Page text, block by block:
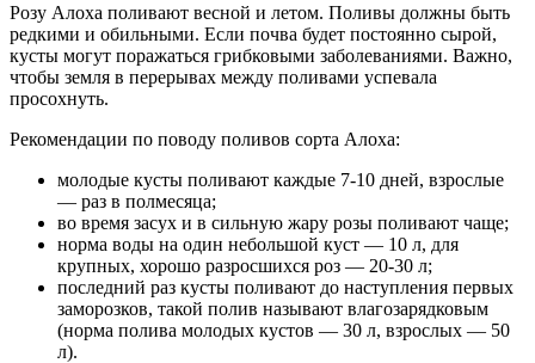
Розу Алоха поливают весной и летом. Поливы должны быть
редкими и обильными. Если почва будет постоянно сырой,
кусты могут поражаться грибковыми заболеваниями. Важно,
чтобы земля в перерывах между поливами успевала
просохнуть.
Рекомендации по поводу поливов сорта Алоха:
молодые кусты поливают каждые 7-10 дней, взрослые
— раз в полмесяца;
во время засух и в сильную жару розы поливают чаще;
норма воды на один небольшой куст — 10 л, для
крупных, хорошо разросшихся роз — 20-30 л;
последний раз кусты поливают до наступления первых
заморозков, такой полив называют влагозарядковым
(норма полива молодых кустов — 30 л, взрослых — 50
л).